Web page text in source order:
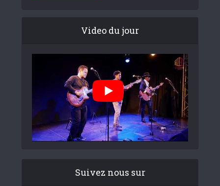
Video du jour
Suivez nous sur